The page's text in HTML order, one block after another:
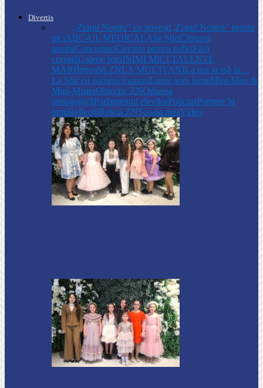
Divertis
,,Ziarul Nostru” cu povești„Ziarul Nostru” pentru
piciABC-UL MEDICALAlte ȘtiriCititorul
nostruConcursuriCuvinte pentru sufletFără
cravatăGalerie fotoINIMI MICI,TALENTE
MARIÎntreabă ZNLA MULŢI ANILa noi acasă la…
La Sfat cu oameni frumoșiLume soro lumeMini-Miss &
Mini-MisterObiectiv ZNOdiseea
pedagogicăParlamentul elevilorPodcastPortrete în
timpReflecțiiReteta ZNȘcoala meaVideo